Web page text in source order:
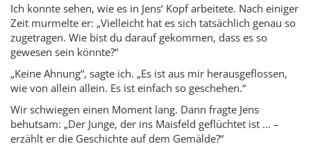
Ich konnte sehen, wie es in Jens‘ Kopf arbeitete. Nach einiger
Zeit murmelte er: „Vielleicht hat es sich tatsächlich genau so
zugetragen. Wie bist du darauf gekommen, dass es so
gewesen sein könnte?“
„Keine Ahnung“, sagte ich. „Es ist aus mir herausgeflossen,
wie von allein allein. Es ist einfach so geschehen.“
Wir schwiegen einen Moment lang. Dann fragte Jens
behutsam: „Der Junge, der ins Maisfeld geflüchtet ist … –
erzählt er die Geschichte auf dem Gemälde?“